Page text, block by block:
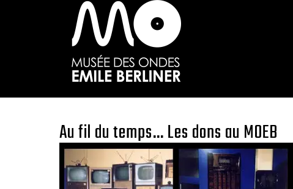
Au fil du temps… Les dons au MOEB